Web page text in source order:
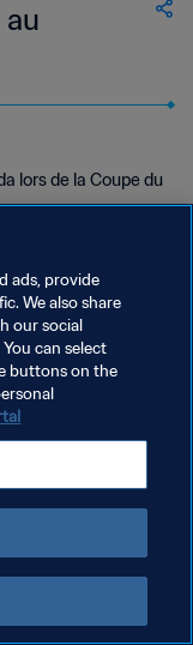
lors de la Coupe du
ads, provide
We also share
our social
can select
buttons on the